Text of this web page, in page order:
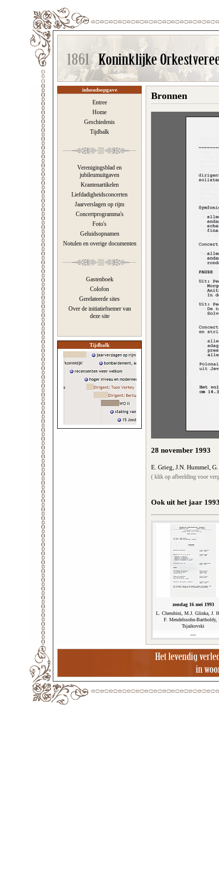
inhoudsopgave
Entree
Home
Geschiedenis
Tijdbalk
Verenigingsblad en
jubileumuitgaven
Krantenartikelen
Liefdadigheidsconcerten
Jaarverslagen op rijm
Concertprogramma's
Foto's
Geluidsopnamen
Notulen en overige documenten
Gastenboek
Colofon
Gerelateerde sites
Over de initiatiefnemer van
deze site
Tijdbalk
Bronnen
28 november 1993
E. Grieg, J.N. Hummel,
( klik op afbeelding voor
Ook uit het jaar
zondag 16 mei 1993
L. Cherubini, M.J. Glinka, J.
F. Mendelssohn-Bartholdy,
Tsjaikovski